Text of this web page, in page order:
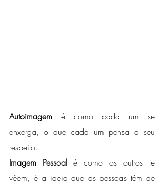
Autoimagem é como cada um se
enxerga, o que cada um pensa a seu
respeito.
Imagem Pessoal é como os outros te
vêem, é a ideia que as pessoas têm de